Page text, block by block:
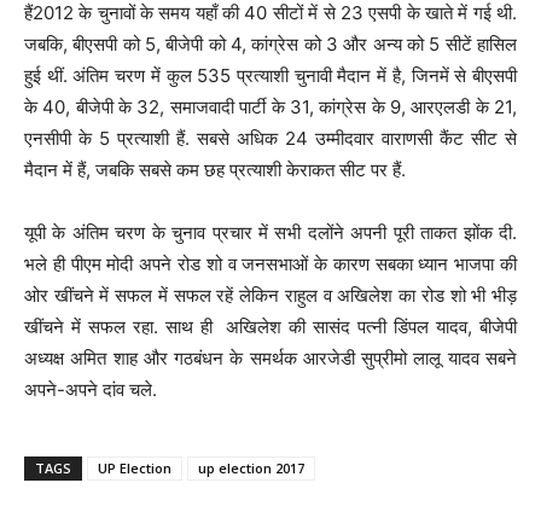
हैं2012 के चुनावों के समय यहाँ की 40 सीटों में से 23 एसपी के खाते में गई थी.
जबकि, बीएसपी को 5, बीजेपी को 4, कांग्रेस को 3 और अन्य को 5 सीटें हासिल
हुई थीं. अंतिम चरण में कुल 535 प्रत्याशी चुनावी मैदान में है, जिनमें से बीएसपी
के 40, बीजेपी के 32, समाजवादी पार्टी के 31, कांग्रेस के 9, आरएलडी के 21,
एनसीपी के 5 प्रत्याशी हैं. सबसे अधिक 24 उम्मीदवार वाराणसी कैंट सीट से
मैदान में हैं, जबकि सबसे कम छह प्रत्याशी केराकत सीट पर हैं.
यूपी के अंतिम चरण के चुनाव प्रचार में सभी दलोंने अपनी पूरी ताकत झोंक दी.
भले ही पीएम मोदी अपने रोड शो व जनसभाओं के कारण सबका ध्यान भाजपा की
ओर खींचने में सफल में सफल रहें लेकिन राहुल व अखिलेश का रोड शो भी भीड़
खींचने में सफल रहा. साथ ही अखिलेश की सासंद पत्नी डिंपल यादव, बीजेपी
अध्यक्ष अमित शाह और गठबंधन के समर्थक आरजेडी सुप्रीमो लालू यादव सबने
अपने-अपने दांव चले.
TAGS UP Election up election 2017